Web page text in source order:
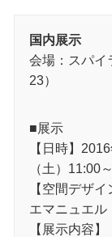
国内展示
会場：スパイ
23）
■展示
【日時】
（土）11:00
【空間デザイ
エマニュエル
【展示内容】